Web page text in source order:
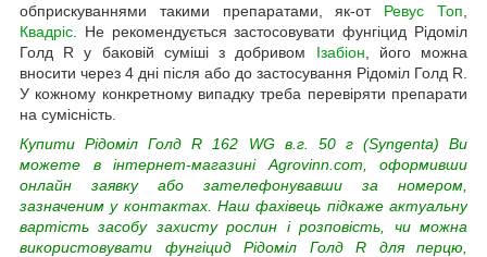
обприскуваннями такими препаратами, як-от Ревус Топ
Квадріс . Не рекомендується застосовувати фунгіцид Рідоміл
Голд R у баковій суміші з добривом Ізабіон , його можна
вносити через 4 дні після або до застосування Рідоміл Голд R.
У кожному конкретному випадку треба перевіряти препарати
на сумісність.
Купити Рідоміл Голд R 162 WG в.г. 50 г (Syngenta) Ви
можете в інтернет-магазині Agrovinn.com, оформивши
онлайн заявку або зателефонувавши за номером,
зазначеним у контактах. Наш фахівець підкаже актуальну
вартість засобу захисту рослин і розповість, чи можна
використовувати фунгіцид Рідоміл Голд R для перцю,